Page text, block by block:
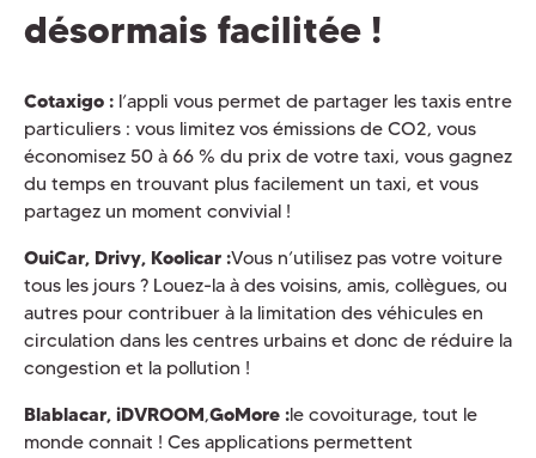
désormais facilitée !
Cotaxigo : l’appli vous permet de partager les taxis entre
particuliers : vous limitez vos émissions de CO2, vous
économisez 50 à 66 % du prix de votre taxi, vous gagnez
du temps en trouvant plus facilement un taxi, et vous
partagez un moment convivial !
OuiCar, Drivy, Koolicar :Vous n’utilisez pas votre voiture
tous les jours ? Louez-la à des voisins, amis, collègues, ou
autres pour contribuer à la limitation des véhicules en
circulation dans les centres urbains et donc de réduire la
congestion et la pollution !
Blablacar, iDVROOM,GoMore :le covoiturage, tout le
monde connait ! Ces applications permettent